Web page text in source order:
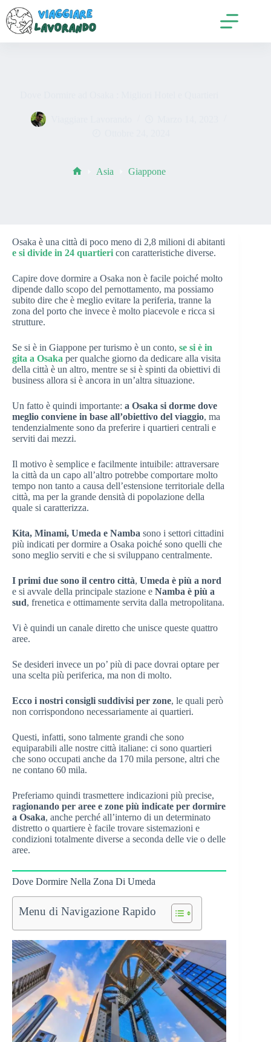
contenuto
Asia Giappone
Osaka è una città di poco meno di 2,8 milioni di abitanti
e si divide in 24 quartieri con caratteristiche diverse.
Capire dove dormire a Osaka non è facile poiché molto
dipende dallo scopo del pernottamento, ma possiamo
subito dire che è meglio evitare la periferia, tranne la
zona del porto che invece è molto piacevole e ricca si
strutture.
Se si è in Giappone per turismo è un conto, se si è in
gita a Osaka per qualche giorno da dedicare alla visita
della città è un altro, mentre se si è spinti da obiettivi di
business allora si è ancora in un’altra situazione.
Un fatto è quindi importante: a Osaka si dorme dove
meglio conviene in base all’obiettivo del viaggio, ma
tendenzialmente sono da preferire i quartieri centrali e
serviti dai mezzi.
Il motivo è semplice e facilmente intuibile: attraversare
la città da un capo all’altro potrebbe comportare molto
tempo non tanto a causa dell’estensione territoriale della
città, ma per la grande densità di popolazione della
quale si caratterizza.
Kita, Minami, Umeda e Namba sono i settori cittadini
più indicati per dormire a Osaka poiché sono quelli che
sono meglio serviti e che si sviluppano centralmente.
I primi due sono il centro città, Umeda è più a nord
e si avvale della principale stazione e Namba è più a
sud, frenetica e ottimamente servita dalla metropolitana.
Vi è quindi un canale diretto che unisce queste quattro
aree.
Se desideri invece un po’ più di pace dovrai optare per
una scelta più periferica, ma non di molto.
Ecco i nostri consigli suddivisi per zone, le quali però
non corrispondono necessariamente ai quartieri.
Questi, infatti, sono talmente grandi che sono
equiparabili alle nostre città italiane: ci sono quartieri
che sono occupati anche da 170 mila persone, altri che
ne contano 60 mila.
Preferiamo quindi trasmettere indicazioni più precise,
ragionando per aree e zone più indicate per dormire
a Osaka, anche perché all’interno di un determinato
distretto o quartiere è facile trovare sistemazioni e
condizioni totalmente diverse a seconda delle vie o delle
aree.
Dove Dormire Nella Zona Di Umeda
Menu di Navigazione Rapido